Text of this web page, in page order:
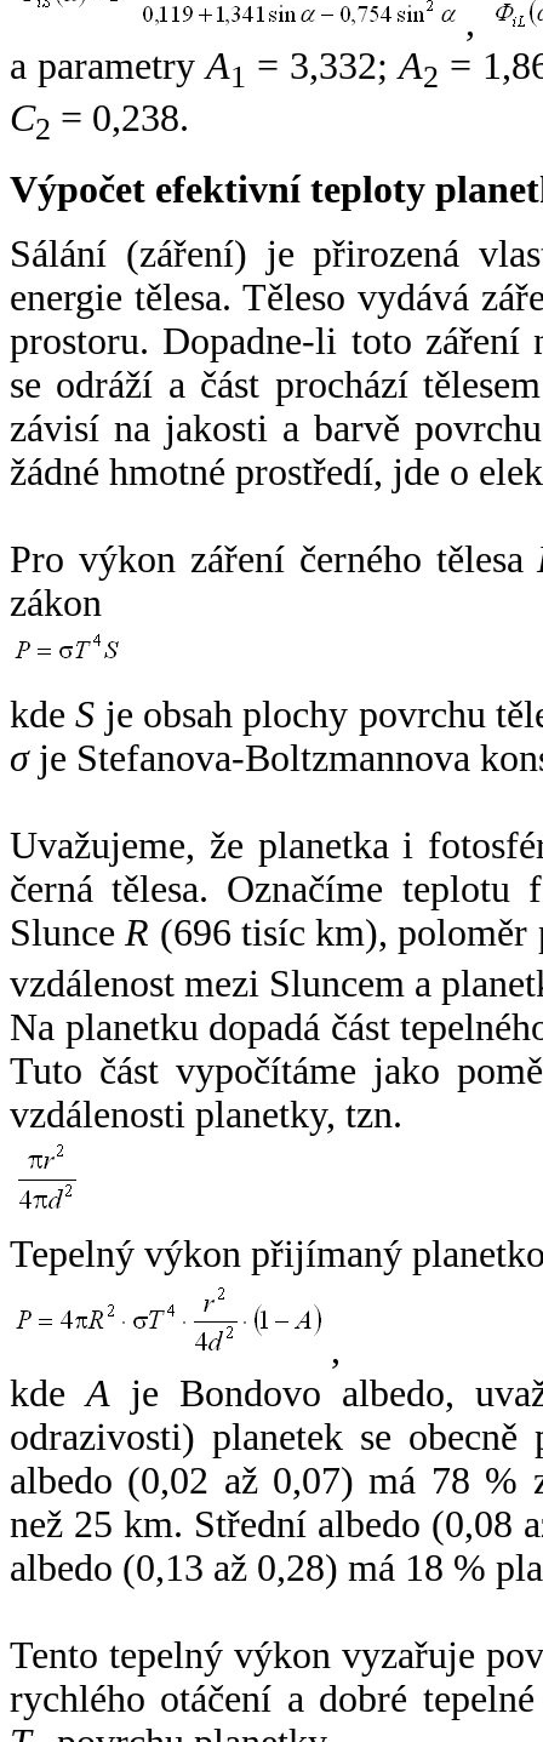
,
a parametryA1 = 3,332;A2 =
C2 = 0,238.
Výpočet efektivní teploty
Sálání (záření) je přirozená
energie tělesa. Těleso vydává
prostoru. Dopadne-li toto záření
se odráží a část prochází
závisí na jakosti a barvě
žádné hmotné prostředí, jde o
Pro výkon záření černého tělesa
zákon
kdeS je obsah plochy povrchu
σje Stefanova-Boltzmannova
Uvažujeme, že planetka i
černá tělesa. Označíme
SlunceR (696 tisíc km),
vzdálenost mezi Sluncem a
Na planetku dopadá část
Tuto část vypočítáme jako
vzdálenosti planetky, tzn.
Tepelný výkon přijímaný
,
kdeA je Bondovo albedo,
odrazivosti) planetek se
albedo (0,02 až 0,07) má 78 %
než 25 km. Střední albedo (0,08
albedo (0,13 až 0,28) má 18 %
Tento tepelný výkon vyzařuje
rychlého otáčení a dobré